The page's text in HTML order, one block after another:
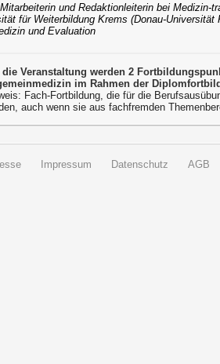
und Redaktionleiterin bei Medizin-
für Weiterbildung Krems (Donau-Universität
und Evaluation
die Veranstaltung werden 2
im Rahmen der
Fach-Fortbildung, die für die
auch wenn sie aus fachfremden
Impressum Datenschutz AGB